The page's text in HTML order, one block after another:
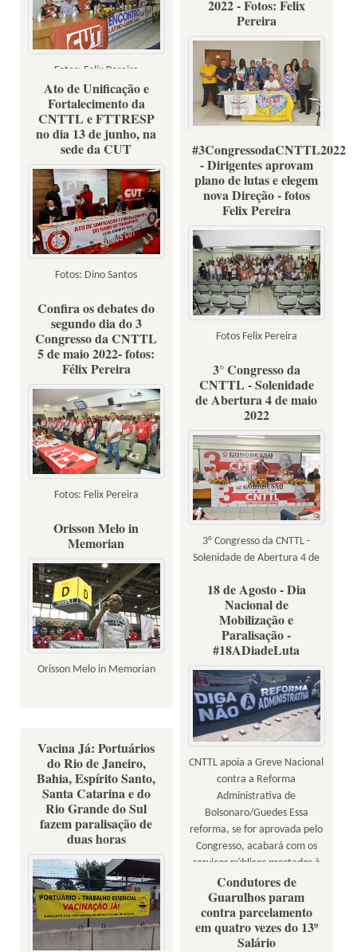
Fotos: Felix Pereira
2022 - Fotos: Felix
Pereira
Fotos: Felix Pereira
Ato de Unificação e
Fortalecimento da
CNTTL e FTTRESP
no dia 13 de junho, na
sede da CUT
Fotos: Dino Santos
#3CongressodaCNTTL2022
- Dirigentes aprovam
plano de lutas e elegem
nova Direção - fotos
Felix Pereira
Fotos Felix Pereira
Confira os debates do
segundo dia do 3
Congresso da CNTTL
5 de maio 2022- fotos:
Félix Pereira
Fotos: Felix Pereira
3° Congresso da
CNTTL - Solenidade
de Abertura 4 de maio
2022
3° Congresso da CNTTL -
Solenidade de Abertura 4 de
Orisson Melo in
Memorian
Orisson Melo in Memorian
18 de Agosto - Dia
Nacional de
Mobilização e
Paralisação -
#18ADiadeLuta
CNTTL apoia a Greve Nacional
contra a Reforma
Administrativa de
Bolsonaro/Guedes Essa
reforma, se for aprovada pelo
Congresso, acabará com os
serviços públicos prestados à
população e com os empregos
e direitos dos servidores!
Vacina Já: Portuários
do Rio de Janeiro,
Bahia, Espírito Santo,
Santa Catarina e do
Rio Grande do Sul
fazem paralisação de
duas horas
Condutores de
Guarulhos param
contra parcelamento
em quatro vezes do 13º
Salário